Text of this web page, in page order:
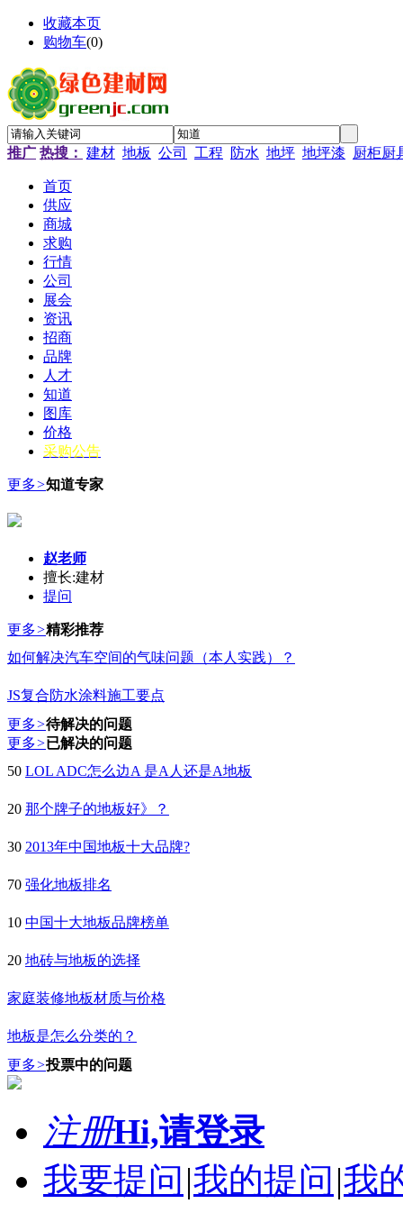
收藏本页
购物车(0)
推广 热搜： 建材 地板 公司 工程 防水 地坪 地坪漆 厨柜厨
首页
供应
商城
求购
行情
公司
展会
资讯
招商
品牌
人才
知道
图库
价格
采购公告
更多>知道专家
赵老师
擅长:建材
提问
更多>精彩推荐
如何解决汽车空间的气味问题（本人实践）？
JS复合防水涂料施工要点
更多>待解决的问题
更多>已解决的问题
50 LOL ADC怎么边A 是A人还是A地板
20 那个牌子的地板好》？
30 2013年中国地板十大品牌?
70 强化地板排名
10 中国十大地板品牌榜单
20 地砖与地板的选择
家庭装修地板材质与价格
地板是怎么分类的？
更多>投票中的问题
注册Hi,请登录
我要提问|我的提问|我